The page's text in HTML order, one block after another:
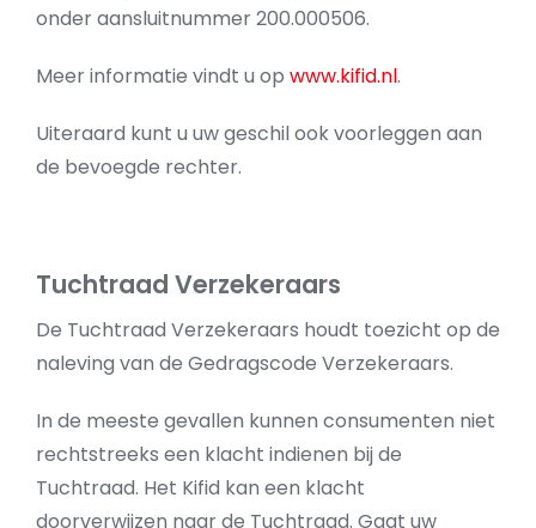
onder aansluitnummer 200.000506.
Meer informatie vindt u op www.kifid.nl.
Uiteraard kunt u uw geschil ook voorleggen aan
de bevoegde rechter.
Tuchtraad Verzekeraars
De Tuchtraad Verzekeraars houdt toezicht op de
naleving van de Gedragscode Verzekeraars.
In de meeste gevallen kunnen consumenten niet
rechtstreeks een klacht indienen bij de
Tuchtraad. Het Kifid kan een klacht
doorverwijzen naar de Tuchtraad. Gaat uw